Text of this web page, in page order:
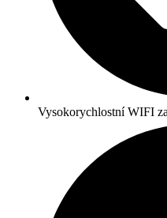
Vysokorychlostní WIFI